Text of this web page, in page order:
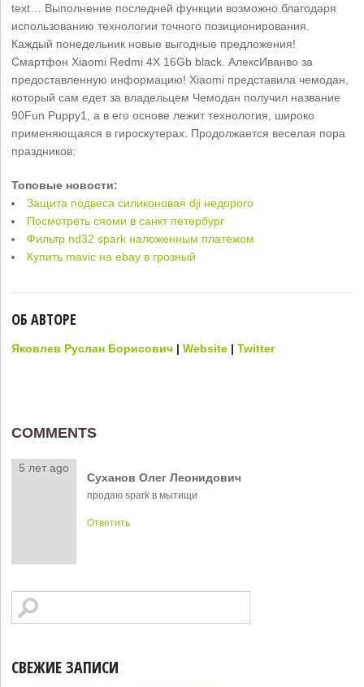
text… Выполнение последней функции возможно благодаря
использованию технологии точного позиционирования.
Каждый понедельник новые выгодные предложения!
Смартфон Xiaomi Redmi 4X 16Gb black. АлексИванво за
предоставленную информацию! Xiaomi представила чемодан,
который сам едет за владельцем Чемодан получил название
90Fun Puppy1, а в его основе лежит технология, широко
применяющаяся в гироскутерах. Продолжается веселая пора
праздников:
Топовые новости:
Защита подвеса силиконовая dji недорого
Посмотреть сяоми в санкт петербург
Фильтр nd32 spark наложенным платежом
Купить mavic на ebay в грозный
ОБ АВТОРЕ
Яковлев Руслан Борисович |Website |Twitter
COMMENTS
5 лет ago
Суханов Олег Леонидович
продаю spark в мытищи
Ответить
СВЕЖИЕ ЗАПИСИ